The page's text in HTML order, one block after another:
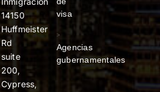
14150
Huffmeister
Rd
suite
200,
Cypress,
visa
>
Agencias
gubernamentales